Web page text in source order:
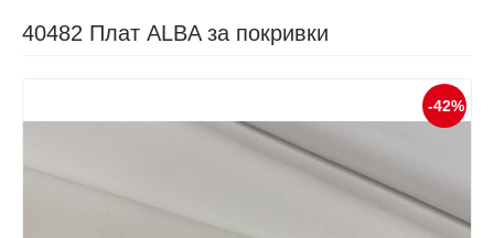
40482 Плат ALBA за покривки
-42%